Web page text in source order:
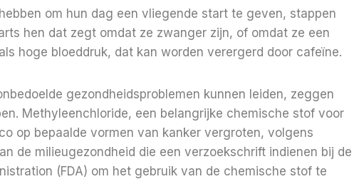
om hun dag een vliegende start te geven, stappen
hen dat zegt omdat ze zwanger zijn, of omdat ze een
hoge bloeddruk, dat kan worden verergerd door cafeïne.
gezondheidsproblemen kunnen leiden, zeggen
Methyleenchloride, een belangrijke chemische stof voor
op bepaalde vormen van kanker vergroten, volgens
de milieugezondheid die een verzoekschrift indienen bij de
(FDA) om het gebruik van de chemische stof te